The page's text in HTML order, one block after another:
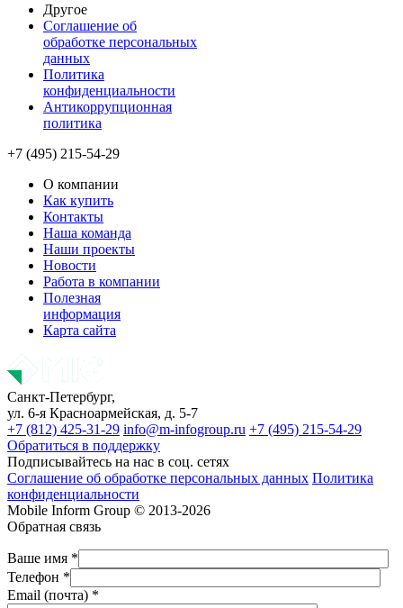
Другое
Соглашение об
обработке персональных
данных
Политика
конфиденциальности
Антикоррупционная
политика
+7 (495) 215-54-29
О компании
Как купить
Контакты
Наша команда
Наши проекты
Новости
Работа в компании
Полезная
информация
Карта сайта
Санкт-Петербург,
ул. 6-я Красноармейская, д. 5-7
+7 (812) 425-31-29 info@m-infogroup.ru +7 (495) 215-54-29
Обратиться в поддержку
Подписывайтесь на нас в соц. сетях
Соглашение об обработке персональных данных Политика
конфиденциальности
Mobile Inform Group © 2013-2026
Обратная связь
Ваше имя *
Телефон *
Email (почта) *